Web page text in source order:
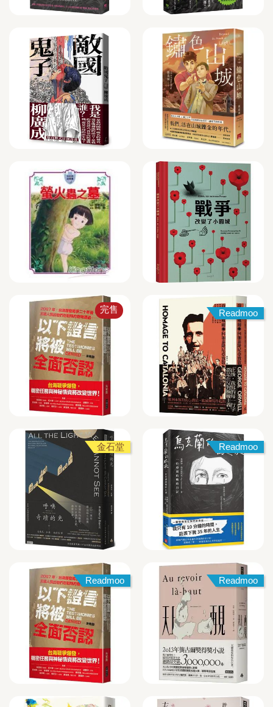
完售 Readmoo
金石堂 Readmoo
Readmoo Readmoo